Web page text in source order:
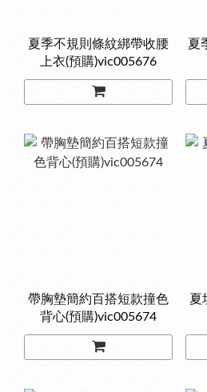
夏季不規則條紋綁帶收腰
上衣(預購)vic005676
夏
帶胸墊簡約百搭短款撞色
背心(預購)vic005674
夏